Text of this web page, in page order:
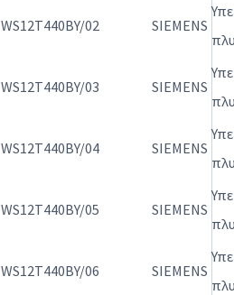
WS12T440BY/02 SIEMENS
WS12T440BY/03 SIEMENS
WS12T440BY/04 SIEMENS
WS12T440BY/05 SIEMENS
WS12T440BY/06 SIEMENS